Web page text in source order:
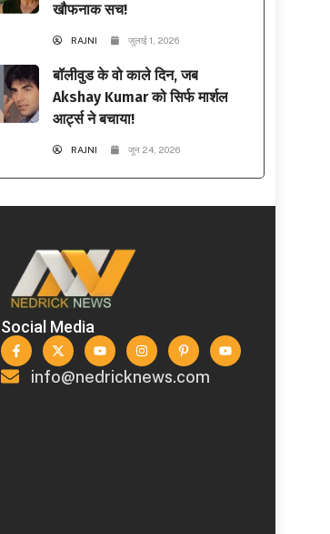
खौफनाक सच!
RAJNI जुलाई 1, 2026
बॉलीवुड के वो काले दिन, जब
Akshay Kumar को सिर्फ मार्शल
आर्ट्स ने बचाया!
RAJNI जून 24, 2026
Social Media
info@nedricknews.com